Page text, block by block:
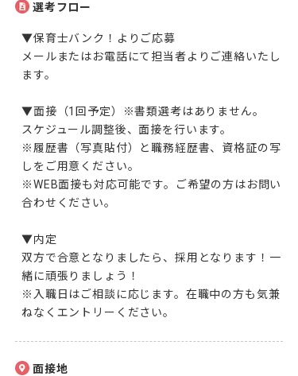
選考フロー
▼保育士バンク！よりご応募
メールまたはお電話にて担当者よりご連絡いたし
ます。
▼面接（1回予定）※書類選考はありません。
スケジュール調整後、面接を行います。
※履歴書（写真貼付）と職務経歴書、資格証の写
しをご用意ください。
※WEB面接も対応可能です。ご希望の方はお問い
合わせください。
▼内定
双方で合意となりましたら、採用となります！一
緒に頑張りましょう！
※入職日はご相談に応じます。在職中の方も気兼
ねなくエントリーください。
面接地